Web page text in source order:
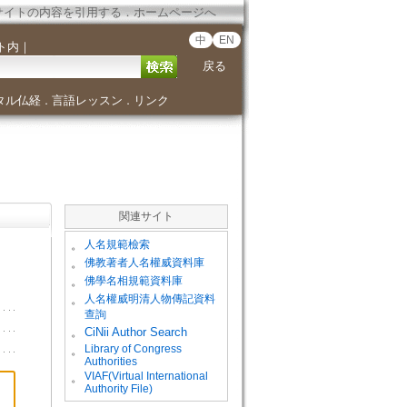
イトの内容を引用する．ホームページへ
内 ｜ 中 EN
戻る
ル仏経． 言語レッスン ． リンク
関連サイト
。 人名規範檢索
。 佛教著者人名權威資料庫
。 佛學名相規範資料庫
。
人名權威明清人物傳記資料
查詢
。
CiNii Author Search
。
Library of Congress
Authorities
。
VIAF(Virtual International
Authority File)